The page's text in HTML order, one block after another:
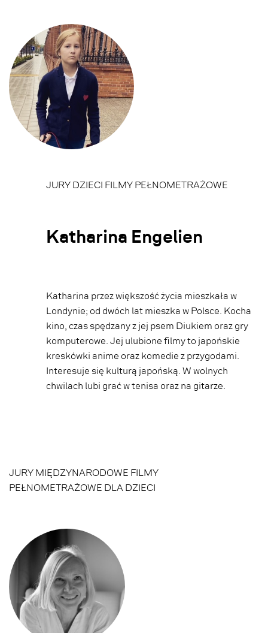
JURY DZIECI FILMY PEŁNOMETRAŻOWE
Katharina Engelien
Katharina przez większość życia mieszkała w
Londynie; od dwóch lat mieszka w Polsce. Kocha
kino, czas spędzany z jej psem Diukiem oraz gry
komputerowe. Jej ulubione filmy to japońskie
kreskówki anime oraz komedie z przygodami.
Interesuje się kulturą japońską. W wolnych
chwilach lubi grać w tenisa oraz na gitarze.
JURY MIĘDZYNARODOWE FILMY
PEŁNOMETRAŻOWE DLA DZIECI